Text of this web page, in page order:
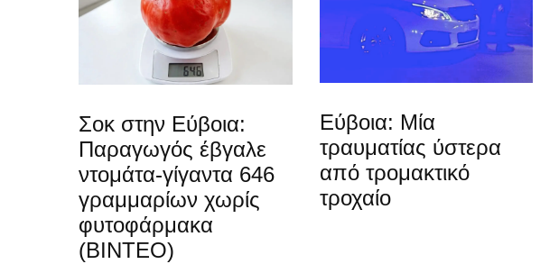
Σοκ στην Εύβοια:
Παραγωγός έβγαλε
ντομάτα-γίγαντα 646
γραμμαρίων χωρίς
φυτοφάρμακα
(ΒΙΝΤΕΟ)
Εύβοια: Μία
τραυματίας ύστερα
από τρομακτικό
τροχαίο